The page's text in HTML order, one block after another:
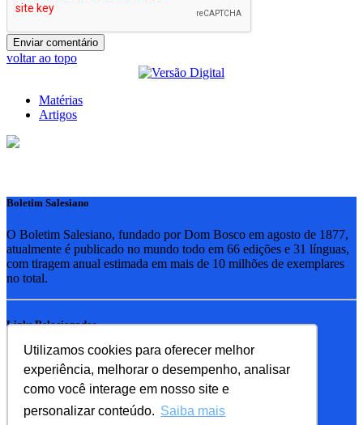
Utilizamos cookies para oferecer melhor
experiência, melhorar o desempenho, analisar
como você interage em nosso site e
personalizar conteúdo. Saiba mais
voltar ao topo
Matérias
Artigos
Boletim Salesiano
O Boletim Salesiano, fundado por Dom Bosco em agosto de 1877,
atualmente é publicado no mundo todo em 66 edições e 31 línguas,
com tiragem anual estimada em mais de 10 milhões de exemplares
no total.
Links Relacionados
RSB - Rede Salesiana Brasil
EDEBE - Editora
UPV - União pela Vida
Familia Salesiana